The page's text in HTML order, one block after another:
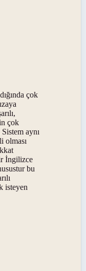
çok
çok
aynı
olması
İngilizce
bu
isteyen